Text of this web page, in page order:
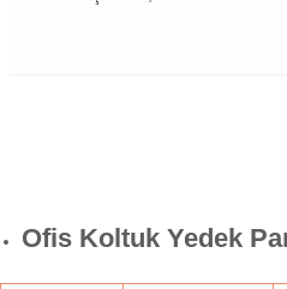
Ofis Koltuk Yedek